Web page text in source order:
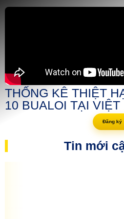
THỐNG KÊ THIỆT
10 BUALOI TẠI VIỆT
Đăng ký
Tin mới